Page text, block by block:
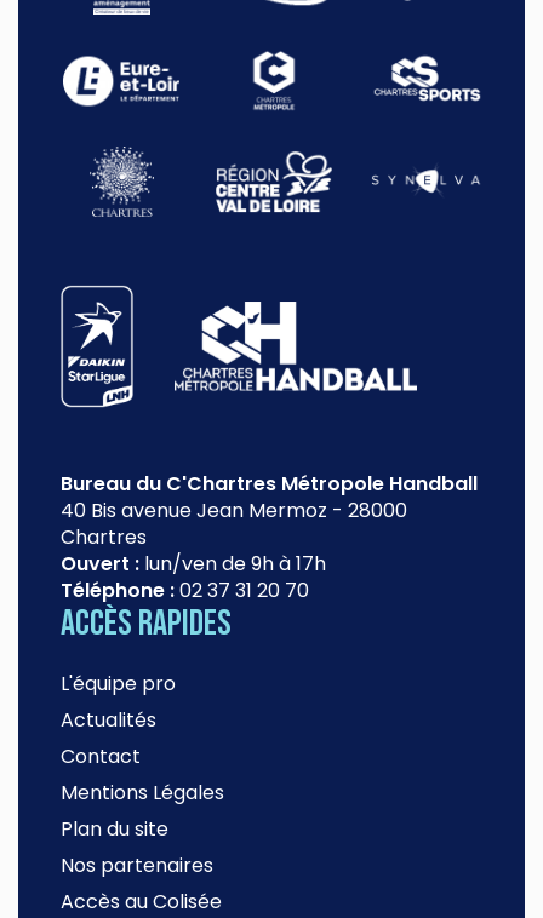
Bureau du C'Chartres Métropole Handball
40 Bis avenue Jean Mermoz - 28000
Chartres
Ouvert : lun/ven de 9h à 17h
Téléphone :02 37 31 20 70
Accès rapides
L'équipe pro
Actualités
Contact
Mentions Légales
Plan du site
Nos partenaires
Accès au Colisée